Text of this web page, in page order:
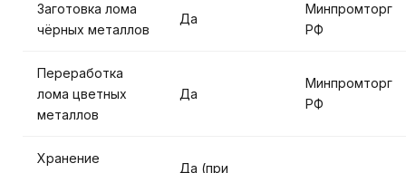
Заготовка лома
чёрных металлов
Да
Минпромторг
РФ
Переработка
лома цветных
металлов
Да
Минпромторг
РФ
Хранение
Да (при